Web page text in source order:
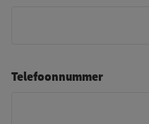
Telefoonnummer